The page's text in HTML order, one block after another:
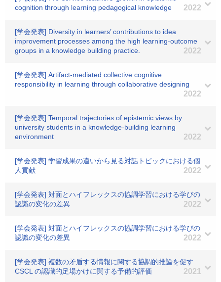
cognition through learning pedagogical knowledge
2022
[学会発表] Diversity in learners’ contributions to idea
improvement processes among the high learning-outcome
groups in a knowledge building practice.
2022
[学会発表] Artifact-mediated collective cognitive
responsibility in learning through collaborative designing
2022
[学会発表] Temporal trajectories of epistemic views by
university students in a knowledge-building learning
environment
2022
[学会発表] 学習成果の違いから見る対話トピックにおける個
人貢献
2022
[学会発表] 対面とハイフレックスの協調学習における学びの
認識の変化の差異
2022
[学会発表] 対面とハイフレックスの協調学習における学びの
認識の変化の差異
2022
[学会発表] 複数の矛盾する情報に関する協調的推論を促す
CSCL の認識的足場かけに関する予備的評価
2021